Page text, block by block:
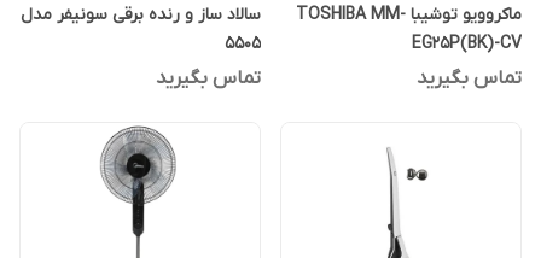
ماکروویو توشیبا TOSHIBA MM-
EG25P(BK)-CV
تماس بگیرید
سالاد ساز و رنده برقی سونیفر مدل
5505
تماس بگیرید